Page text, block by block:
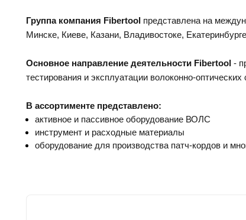
Группа компания Fibertool представлена на
Минске, Киеве, Казани, Владивостоке,
Основное направление деятельности Fibertool -
тестирования и эксплуатации волоконно-оптических
В ассортименте представлено:
активное и пассивное оборудование ВОЛС
инструмент и расходные материалы
оборудование для производства патч-кордов и